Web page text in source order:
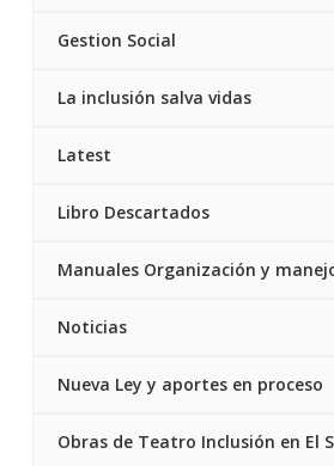
Gestion Social
La inclusión salva vidas
Latest
Libro Descartados
Manuales Organización y
Noticias
Nueva Ley y aportes en proceso
Obras de Teatro Inclusión en El